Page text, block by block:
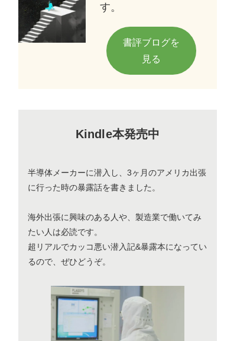
す。
書評ブログを
見る
Kindle本発売中
半導体メーカーに潜入し、3ヶ月のアメリカ出張
に行った時の暴露話を書きました。
海外出張に興味のある人や、製造業で働いてみ
たい人は必読です。
超リアルでカッコ悪い潜入記&暴露本になってい
るので、ぜひどうぞ。